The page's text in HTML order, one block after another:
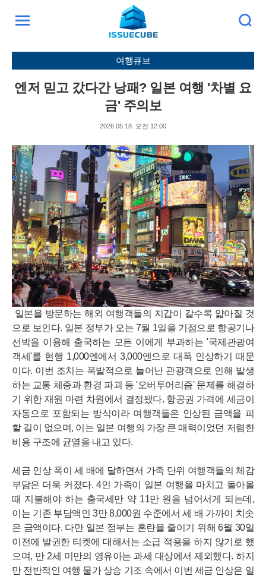
검
주
서
메
여행큐브
엔저 믿고 갔다간 낭패? 일본 여행 '차별 요
금' 주의보
2026.05.18. 오전 12:00
일본을 방문하는 해외 여행객들의 지갑이 갈수록 얇아질 것
으로 보인다. 일본 정부가 오는 7월 1일을 기점으로 항공기나
선박을 이용해 출국하는 모든 이에게 부과하는 '국제관광여
객세'를 현행 1,000엔에서 3,000엔으로 대폭 인상하기 때문
이다. 이번 조치는 폭발적으로 늘어난 관광객으로 인해 발생
하는 교통 체증과 환경 파괴 등 '오버투어리즘' 문제를 해결하
기 위한 재원 마련 차원에서 결정됐다. 항공권 가격에 세금이
자동으로 포함되는 방식이라 여행객들은 인상된 금액을 피
할 길이 없으며, 이는 일본 여행의 가장 큰 매력이었던 저렴한
비용 구조에 균열을 내고 있다.
세금 인상 폭이 세 배에 달하면서 가족 단위 여행객들의 체감
부담은 더욱 커졌다. 4인 가족이 일본 여행을 마치고 돌아올
때 지불해야 하는 출국세만 약 11만 원을 넘어서게 되는데,
이는 기존 부담액인 3만 8,000원 수준에서 세 배 가까이 치솟
은 금액이다. 다만 일본 정부는 혼란을 줄이기 위해 6월 30일
이전에 발권한 티켓에 대해서는 소급 적용을 하지 않기로 했
으며, 만 2세 미만의 영유아는 과세 대상에서 제외했다. 하지
만 전반적인 여행 물가 상승 기조 속에서 이번 세금 인상은 일